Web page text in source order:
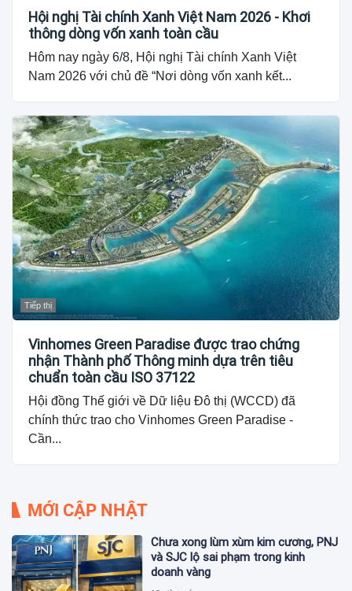
Hội nghị Tài chính Xanh Việt Nam 2026 - Khơi
thông dòng vốn xanh toàn cầu
Hôm nay ngày 6/8, Hội nghị Tài chính Xanh Việt
Nam 2026 với chủ đề “Nơi dòng vốn xanh kết...
Tiếp thị
Vinhomes Green Paradise được trao chứng
nhận Thành phố Thông minh dựa trên tiêu
chuẩn toàn cầu ISO 37122
Hội đồng Thế giới về Dữ liệu Đô thị (WCCD) đã
chính thức trao cho Vinhomes Green Paradise -
Cần...
MỚI CẬP NHẬT
Chưa xong lùm xùm kim cương, PNJ
và SJC lộ sai phạm trong kinh
doanh vàng